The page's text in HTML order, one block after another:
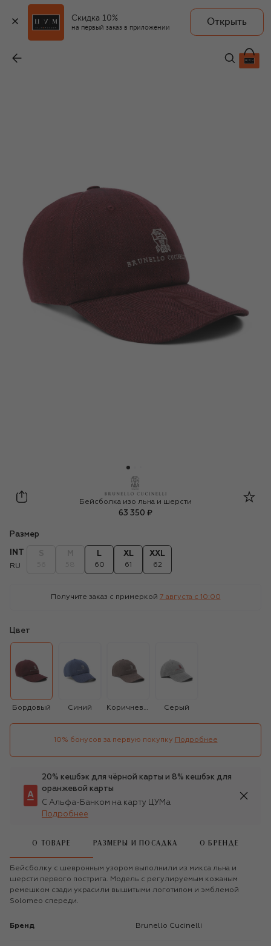
Скидка 10%
на первый заказ в приложении
Открыть
63 350 ₽
Brunello Cucinelli
Бейсболка изо льна и шерсти
63 350 ₽
Размер
INT
RU
L
60
XL
61
XXL
62
Получите заказ с примеркой 7 августа c 10:00
Цвет
Бордовый Синий Коричневый Серый
10% бонусов за первую покупку Подробнее
20% кешбэк для чёрной карты и 8% кешбэк для
оранжевой карты
С Альфа-Банком на карту ЦУМа
Подробнее
О ТОВАРЕ РАЗМЕРЫ И ПОСАДКА О БРЕНДЕ
Бейсболку с шевронным узором выполнили из микса льна и
шерсти первого пострига. Модель с регулируемым кожаным
ремешком сзади украсили вышитыми логотипом и эмблемой
Solomeo спереди.
Бренд Brunello Cucinelli